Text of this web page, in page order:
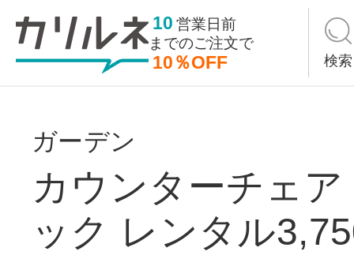
10 営業日前
までのご注文で
10％OFF 検索
ガーデン
カウンターチェ
ック レンタル